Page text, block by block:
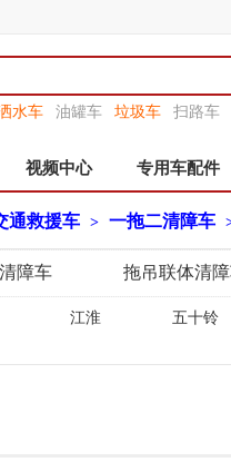
水车 油罐车 垃圾车 扫路车
视频中心 专用车配件
通救援车 > 一拖二清障车
障车 拖吊联体清
江淮 五十铃